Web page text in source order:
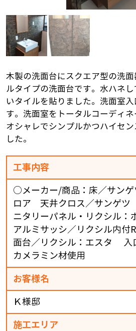
木製の洗面台にスクエア型の洗
ルタイプの洗面台です。水ハネ
いタイルを貼りました。洗面室
す。洗面室をトータルコーディ
オシャレでシンプルかつハイセ
した。
工事内容
○メーカー/商品：床／サンゲ
ロア 天井クロス／サンゲ
ニタリーパネル・リクシル
アルミサッシ／リクシル内
面台／リクシル：エスタ 入
カメラミン材使用
お客様名
Ｋ様邸
施工エリア